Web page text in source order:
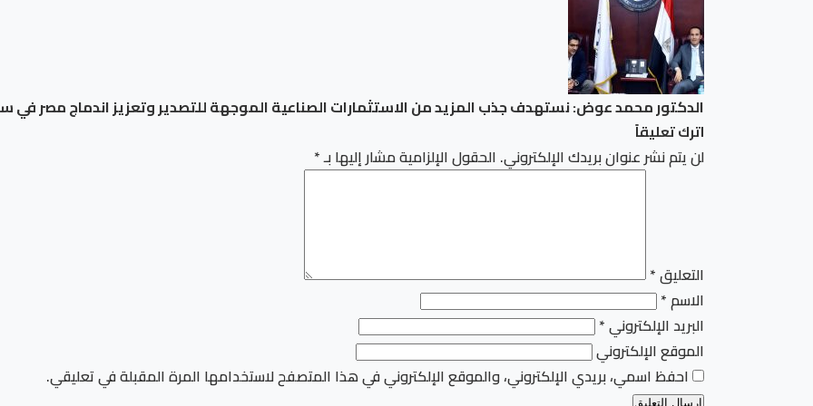
الدكتور محمد عوض: نستهدف جذب المزيد من الاستثمارات الصناعية الموجهة للتصدير وتعزيز اندماج مصر في
اترك تعليقاً
لن يتم نشر عنوان بريدك الإلكتروني. الحقول الإلزامية مشار إليها بـ*
التعليق*
الاسم*
البريد الإلكتروني*
الموقع الإلكتروني
احفظ اسمي، بريدي الإلكتروني، والموقع الإلكتروني في هذا المتصفح لاستخدامها المرة المقبلة في تعليقي.